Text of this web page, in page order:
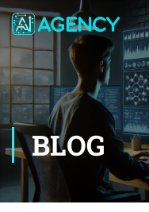
BLOG